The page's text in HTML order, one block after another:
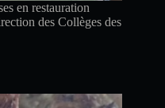
en restauration
des Collèges des